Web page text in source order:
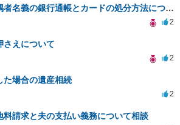
離婚後の元配偶者名義の銀行通帳とカードの処分方法について
2
さえについて
2
た場合の遺産相続
2
料請求と夫の支払い義務について相談